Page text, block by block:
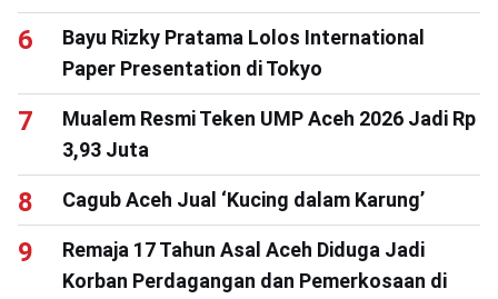
Bayu Rizky Pratama Lolos International
Paper Presentation di Tokyo
Mualem Resmi Teken UMP Aceh 2026 Jadi Rp
3,93 Juta
Cagub Aceh Jual ‘Kucing dalam Karung’
Remaja 17 Tahun Asal Aceh Diduga Jadi
Korban Perdagangan dan Pemerkosaan di